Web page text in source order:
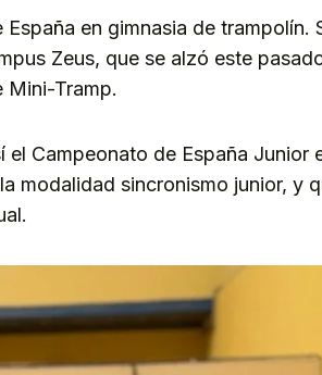
en gimnasia de trampolín.
Zeus, que se alzó este
Mini-Tramp.
el Campeonato de España Junior
modalidad sincronismo junior, y